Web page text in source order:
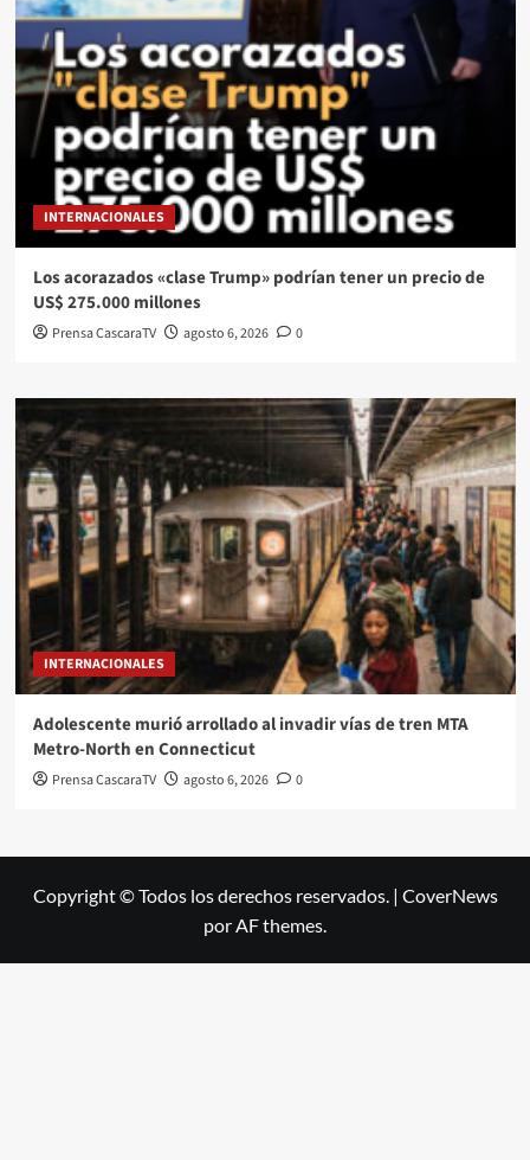
INTERNACIONALES
Los acorazados «clase Trump» podrían tener un precio de
US$ 275.000 millones
Prensa CascaraTV agosto 6, 2026 0
INTERNACIONALES
Adolescente murió arrollado al invadir vías de tren MTA
Metro-North en Connecticut
Prensa CascaraTV agosto 6, 2026 0
Copyright © Todos los derechos reservados. | CoverNews
por AF themes.